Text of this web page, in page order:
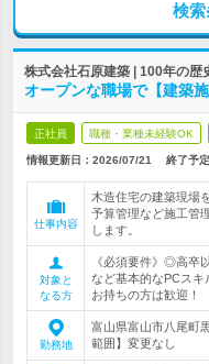
検索
株式会社石原建築 | 100年の歴
オープンな職場で【建築
正社員 職種・業種未経験OK
情報更新日：2026/07/21 終了予定
仕事内容
木造住宅の建築現場
予算管理など施工管
します。
対象と
なる方
《必須要件》◎高卒
など基本的なPCス
お持ちの方は歓迎！
勤務地
富山県富山市八尾町
範囲】変更なし